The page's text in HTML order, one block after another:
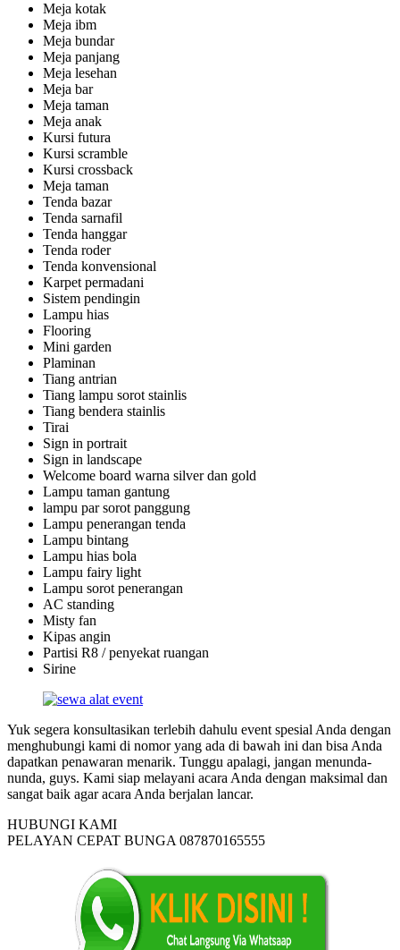
Meja kotak
Meja ibm
Meja bundar
Meja panjang
Meja lesehan
Meja bar
Meja taman
Meja anak
Kursi futura
Kursi scramble
Kursi crossback
Meja taman
Tenda bazar
Tenda sarnafil
Tenda hanggar
Tenda roder
Tenda konvensional
Karpet permadani
Sistem pendingin
Lampu hias
Flooring
Mini garden
Plaminan
Tiang antrian
Tiang lampu sorot stainlis
Tiang bendera stainlis
Tirai
Sign in portrait
Sign in landscape
Welcome board warna silver dan gold
Lampu taman gantung
lampu par sorot panggung
Lampu penerangan tenda
Lampu bintang
Lampu hias bola
Lampu fairy light
Lampu sorot penerangan
AC standing
Misty fan
Kipas angin
Partisi R8 / penyekat ruangan
Sirine
Yuk segera konsultasikan terlebih dahulu event spesial Anda dengan
menghubungi kami di nomor yang ada di bawah ini dan bisa Anda
dapatkan penawaran menarik. Tunggu apalagi, jangan menunda-
nunda, guys. Kami siap melayani acara Anda dengan maksimal dan
sangat baik agar acara Anda berjalan lancar.
HUBUNGI KAMI
PELAYAN CEPAT BUNGA 087870165555